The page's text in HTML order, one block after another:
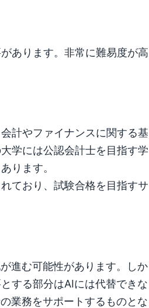
あります。非常に難易度が高
計やファイナンスに関する基
学には公認会計士を目指す学
ります。
ており、試験合格を目指すサ
進む可能性があります。しか
する部分はAIには代替できな
業務をサポートするものとな